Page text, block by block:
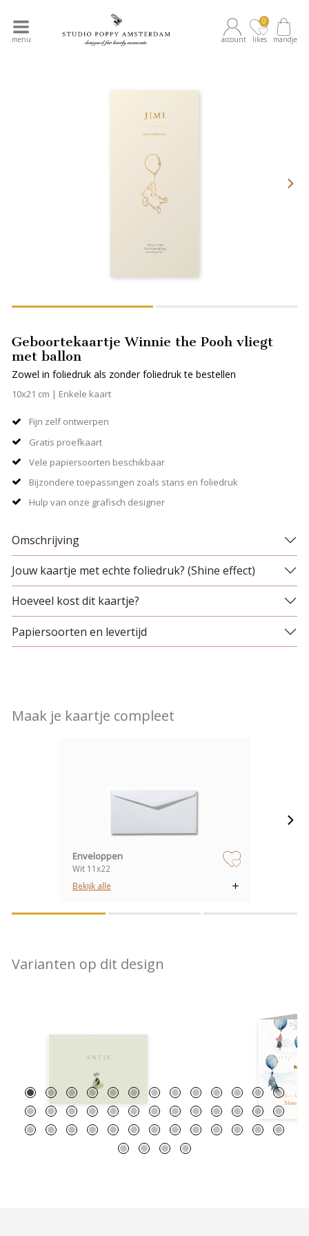
menu account likes
0
mandje
Geboortekaartje Winnie the Pooh vliegt
met ballon
Zowel in foliedruk als zonder foliedruk te bestellen
10x21 cm | Enkele kaart
Fijn zelf ontwerpen
Gratis proefkaart
Vele papiersoorten beschikbaar
Bijzondere toepassingen zoals stans en foliedruk
Hulp van onze grafisch designer
Omschrijving
Jouw kaartje met echte foliedruk? (Shine effect)
Hoeveel kost dit kaartje?
Papiersoorten en levertijd
Maak je kaartje compleet
zet op verlanglijstje
Enveloppen
Wit 11x22
Bekijk alle
Varianten op dit design